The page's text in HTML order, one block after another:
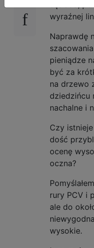
wyraźnej
Naprawdę
pieniądze
być za
na drzewo
dziedzińcu
nachalne i
Czy
dość
ocenę
oczna?
rury PCV i
ale do
wysokie.